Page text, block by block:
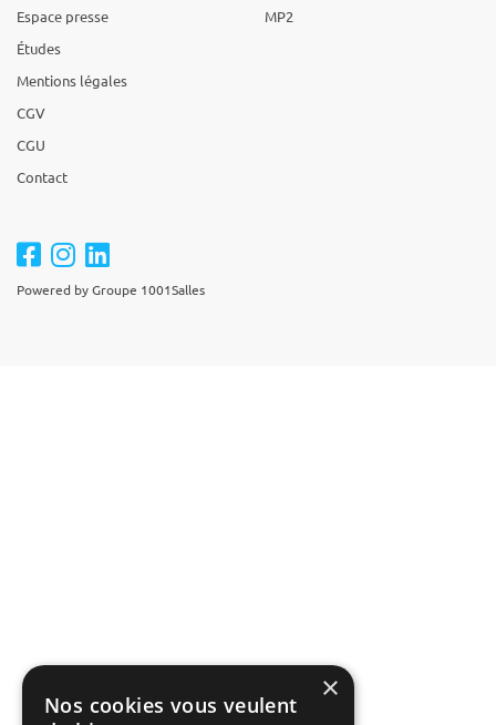
Espace presse
Études
Mentions légales
CGV
CGU
Contact
MP2
Powered by Groupe 1001Salles
×
Nos cookies vous veulent